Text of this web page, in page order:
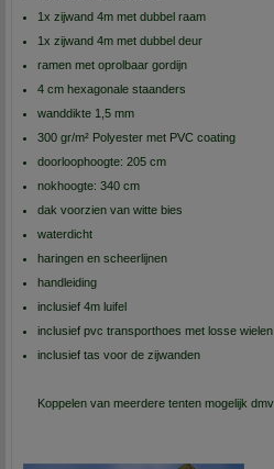
1x zijwand 4m met dubbel raam
1x zijwand 4m met dubbel deur
ramen met oprolbaar gordijn
4 cm hexagonale staanders
wanddikte 1,5 mm
300 gr/m² Polyester met PVC coating
doorloophoogte: 205 cm
nokhoogte: 340 cm
dak voorzien van witte bies
waterdicht
haringen en scheerlijnen
handleiding
inclusief 4m luifel
inclusief pvc transporthoes met losse wielen
inclusief tas voor de zijwanden
Koppelen van meerdere tenten mogelijk